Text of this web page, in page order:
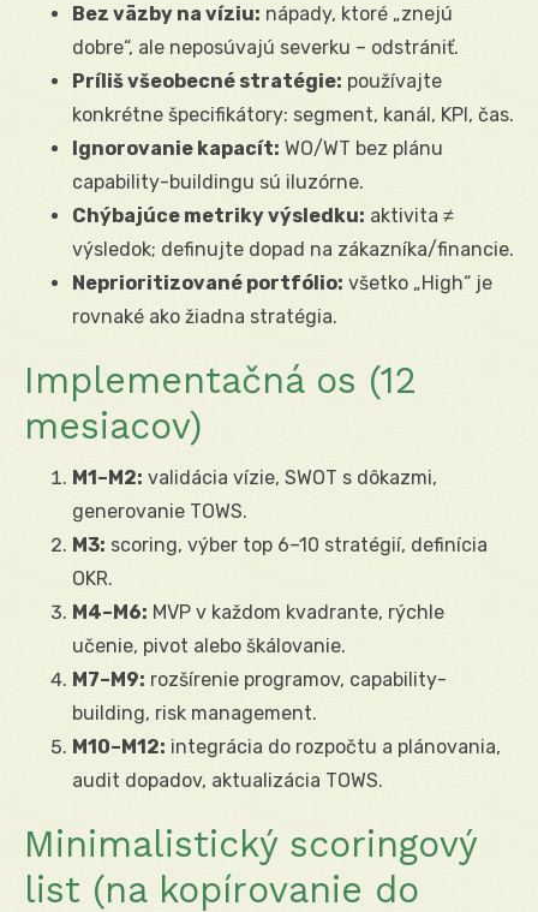
Bez väzby na víziu: nápady, ktoré „znejú
dobre“, ale neposúvajú severku – odstrániť.
Príliš všeobecné stratégie: používajte
konkrétne špecifikátory: segment, kanál, KPI, čas.
Ignorovanie kapacít: WO/WT bez plánu
capability-buildingu sú iluzórne.
Chýbajúce metriky výsledku: aktivita ≠
výsledok; definujte dopad na zákazníka/financie.
Neprioritizované portfólio: všetko „High“ je
rovnaké ako žiadna stratégia.
Implementačná os (12
mesiacov)
M1–M2: validácia vízie, SWOT s dôkazmi,
generovanie TOWS.
M3: scoring, výber top 6–10 stratégií, definícia
OKR.
M4–M6: MVP v každom kvadrante, rýchle
učenie, pivot alebo škálovanie.
M7–M9: rozšírenie programov, capability-
building, risk management.
M10–M12: integrácia do rozpočtu a plánovania,
audit dopadov, aktualizácia TOWS.
Minimalistický scoringový
list (na kopírovanie do